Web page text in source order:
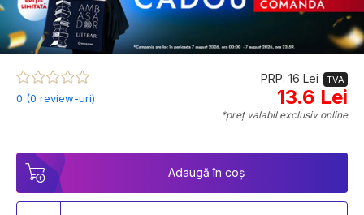
0 (0 review-uri)
PRP: 16 Lei TVA
13.6 Lei
*preț valabil exclusiv online
Adaugă în coș